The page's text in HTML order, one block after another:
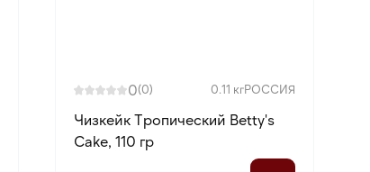
0(0) 0.11 кгРОССИЯ
Чизкейк Тропический Betty's
Cake, 110 гр